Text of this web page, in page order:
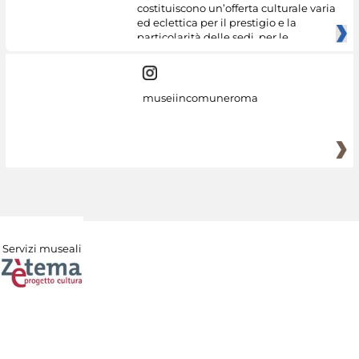
costituiscono un’offerta culturale varia
ed eclettica per il prestigio e la
particolarità delle sedi, per le
museiincomuneroma
Servizi museali